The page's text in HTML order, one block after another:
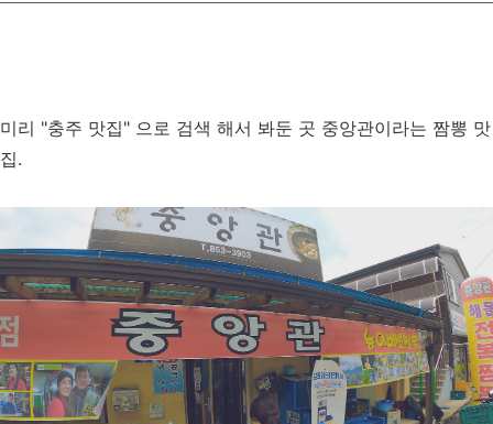
미리 "충주 맛집" 으로 검색 해서 봐둔 곳 중앙관이라는 짬뽕 맛
집.